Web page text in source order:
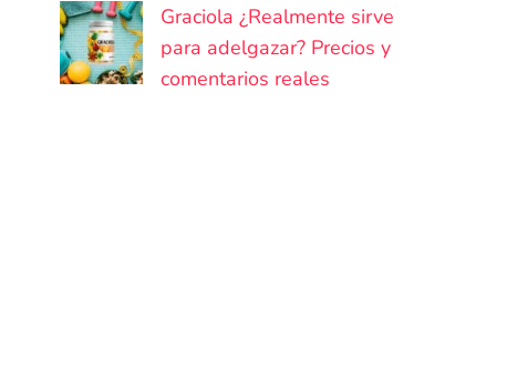
Graciola ¿Realmente sirve
para adelgazar? Precios y
comentarios reales